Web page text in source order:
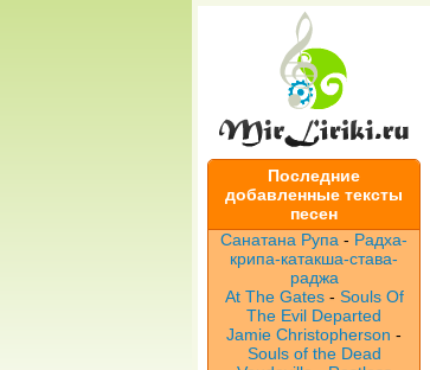
Последние
добавленные тексты
песен
Санатана Рупа - Радха-
крипа-катакша-става-
раджа
At The Gates- Souls Of
The Evil Departed
Jamie Christopherson -
Souls of the Dead